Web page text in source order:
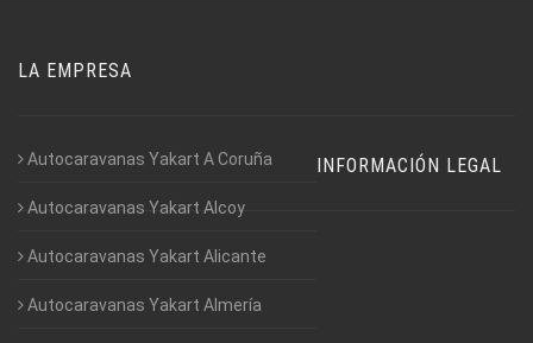
LA EMPRESA
Autocaravanas Yakart A Coruña
Autocaravanas Yakart Alcoy
Autocaravanas Yakart Alicante
Autocaravanas Yakart Almería
INFORMACIÓN LEGAL